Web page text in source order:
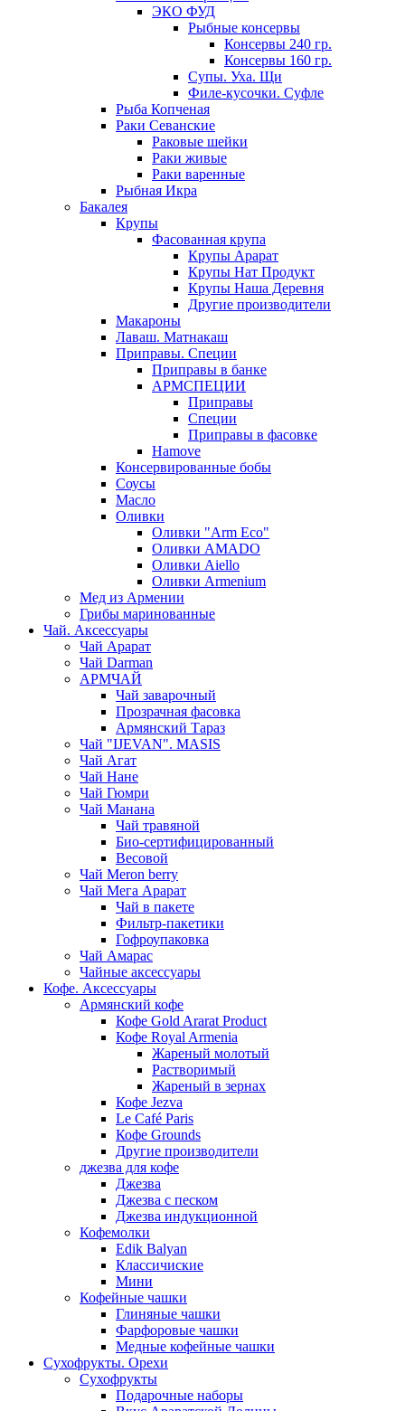
ЭКО ФУД
Рыбные консервы
Консервы 240 гр.
Консервы 160 гр.
Супы. Уха. Щи
Филе-кусочки. Суфле
Рыба Копченая
Раки Севанские
Раковые шейки
Раки живые
Раки варенные
Рыбная Икра
Бакалея
Крупы
Фасованная крупа
Крупы Арарат
Крупы Нат Продукт
Крупы Наша Деревня
Другие производители
Макароны
Лаваш. Матнакаш
Приправы. Специи
Приправы в банке
АРМСПЕЦИИ
Приправы
Специи
Приправы в фасовке
Hamove
Консервированные бобы
Соусы
Масло
Оливки
Оливки "Arm Eco"
Оливки AMADO
Оливки Aiello
Оливки Armenium
Мед из Армении
Грибы маринованные
Чай. Аксессуары
Чай Арарат
Чай Darman
АРМЧАЙ
Чай заварочный
Прозрачная фасовка
Армянский Тараз
Чай "IJEVAN". MASIS
Чай Агат
Чай Нане
Чай Гюмри
Чай Манана
Чай травяной
Био-сертифицированный
Весовой
Чай Meron berry
Чай Мега Арарат
Чай в пакете
Фильтр-пакетики
Гофроупаковка
Чай Амарас
Чайные аксессуары
Кофе. Аксессуары
Армянский кофе
Кофе Gold Ararat Product
Кофе Royal Armenia
Жареный молотый
Растворимый
Жареный в зернах
Кофе Jezva
Le Café Paris
Кофе Grounds
Другие производители
джезва для кофе
Джезва
Джезва с песком
Джезва индукционной
Кофемолки
Edik Balyan
Классичиские
Мини
Кофейные чашки
Глиняные чашки
Фарфоровые чашки
Медные кофейные чашки
Сухофрукты. Орехи
Сухофрукты
Подарочные наборы